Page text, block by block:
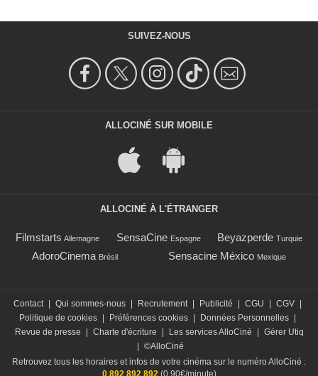
SUIVEZ-NOUS
ALLOCINÉ SUR MOBILE
ALLOCINÉ À L'ÉTRANGER
Filmstarts Allemagne SensaCine Espagne Beyazperde Turquie
AdoroCinema Brésil Sensacine México Mexique
Contact Qui sommes-nous Recrutement Publicité CGU CGV
Politique de cookies
Préférences cookies Données Personnelles
Revue de presse
Charte d'écriture Les services AlloCiné
Gérer Utiq
©AlloCiné
Retrouvez tous les horaires et infos de votre cinéma sur le numéro AlloCiné :